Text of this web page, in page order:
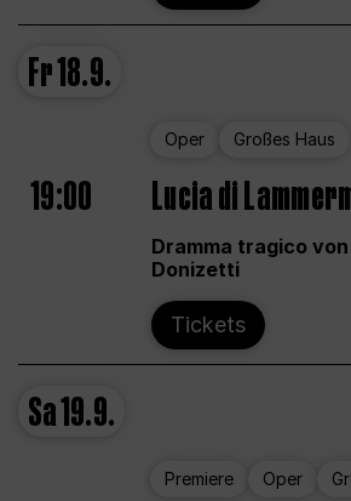
Fr18.9.
Oper Großes Haus
19:00 Lucia di
Dramma tragico
Donizetti
Tickets
Sa19.9.
Premiere Oper